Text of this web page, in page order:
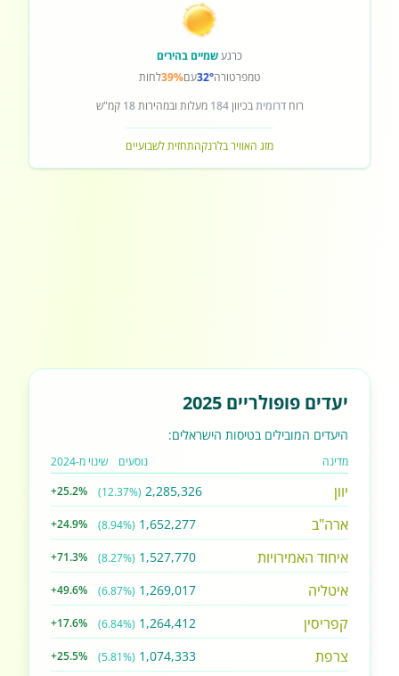
כרגעשמיים בהירים
טמפרטורה32°עם39%לחות
רוחדרומיתבכיוון184 מעלות ובמהירות18 קמ"ש
מזג האוויר בלרנקהתחזית לשבועיים
יעדים פופולריים 2025
היעדים המובילים בטיסות הישראלים:
מדינה נוסעים שינוי מ-2024
יוון 2,285,326
(12.37%)
+25.2%
ארה"ב 1,652,277
(8.94%)
+24.9%
איחוד האמירויות 1,527,770
(8.27%)
+71.3%
איטליה 1,269,017
(6.87%)
+49.6%
קפריסין 1,264,412
(6.84%)
+17.6%
צרפת 1,074,333
(5.81%)
+25.5%